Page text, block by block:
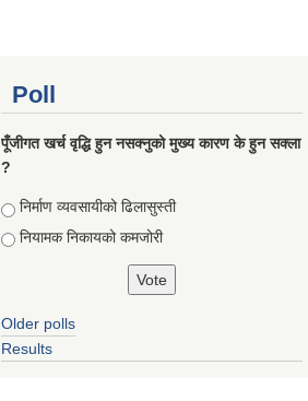
Poll
पूँजीगत खर्च वृद्धि हुन नसक्नुको मुख्य कारण के हुन सक्ला
?
Choices
निर्माण व्यवसायीको ढिलासुस्ती
नियामक निकायको कमजोरी
Older polls
Results